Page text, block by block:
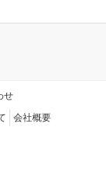
せ
会社概要